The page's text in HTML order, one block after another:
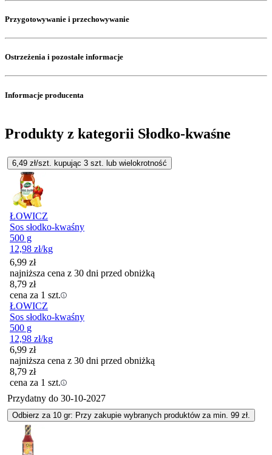
Przygotowywanie i przechowywanie
Ostrzeżenia i pozostałe informacje
Informacje producenta
Produkty z kategorii Słodko-kwaśne
6,49 zł/szt. kupując 3 szt. lub wielokrotność
ŁOWICZ
Sos słodko-kwaśny
500 g
12,98 zł/kg
6,99 zł
najniższa cena z 30 dni przed obniżką
8,79 zł
cena za 1 szt.
ŁOWICZ
Sos słodko-kwaśny
500 g
12,98 zł/kg
6,99 zł
najniższa cena z 30 dni przed obniżką
8,79 zł
cena za 1 szt.
Przydatny do 30-10-2027
Odbierz za 10 gr: Przy zakupie wybranych produktów za min. 99 zł.